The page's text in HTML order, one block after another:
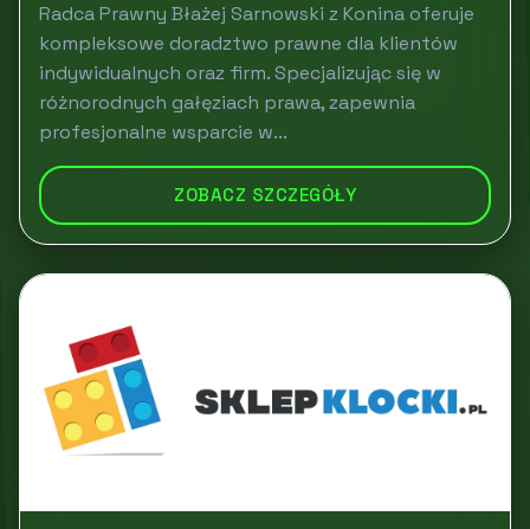
Radca Prawny Błażej Sarnowski z Konina oferuje
kompleksowe doradztwo prawne dla klientów
indywidualnych oraz firm. Specjalizując się w
różnorodnych gałęziach prawa, zapewnia
profesjonalne wsparcie w...
ZOBACZ SZCZEGÓŁY